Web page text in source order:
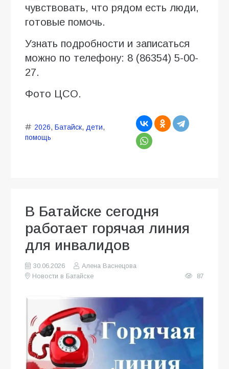
чувствовать, что рядом есть люди,
готовые помочь.
Узнать подробности и записаться
можно по телефону: 8 (86354) 5-00-
27.
Фото ЦСО.
2026, Батайск, дети,
помощь
В Батайске сегодня
работает горячая линия
для инвалидов
30.06.2026
Алена Васнецова
Новости в Батайске
87